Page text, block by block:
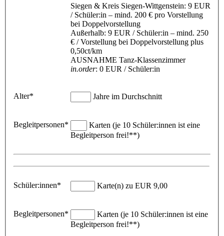
Siegen & Kreis Siegen-Wittgenstein: 9 EUR
/ Schüler:in – mind. 200 € pro Vorstellung
bei Doppelvorstellung
Außerhalb: 9 EUR / Schüler:in – mind. 250
€ / Vorstellung bei Doppelvorstellung plus
0,50ct/km
AUSNAHME Tanz-Klassenzimmer
in.order: 0 EUR / Schüler:in
Alter* Jahre im Durchschnitt
Begleitpersonen*
Karten (je 10 Schüler:innen ist eine
Begleitperson frei!**)
Schüler:innen* Karte(n) zu EUR 9,00
Begleitpersonen*
Karten (je 10 Schüler:innen ist eine
Begleitperson frei!**)